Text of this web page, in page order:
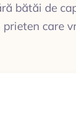
bătăi de
care